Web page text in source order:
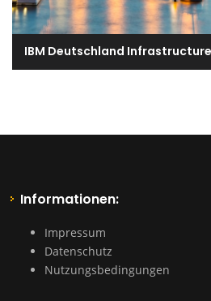
Informationen:
Impressum
Datenschutz
Nutzungsbedingungen